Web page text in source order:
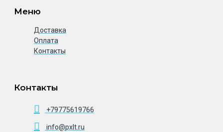
Меню
Доставка
Оплата
Контакты
Контакты
+79775619766
info@pxlt.ru